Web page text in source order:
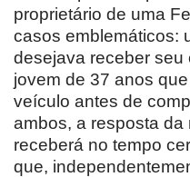
proprietário de uma
casos emblemáticos:
desejava receber seu
jovem de 37 anos
veículo antes de
ambos, a resposta da
receberá no tempo
que,